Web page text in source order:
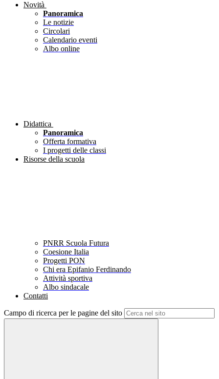
Novità
Panoramica
Le notizie
Circolari
Calendario eventi
Albo online
Didattica
Panoramica
Offerta formativa
I progetti delle classi
Risorse della scuola
PNRR Scuola Futura
Coesione Italia
Progetti PON
Chi era Epifanio Ferdinando
Attività sportiva
Albo sindacale
Contatti
Campo di ricerca per le pagine del sito